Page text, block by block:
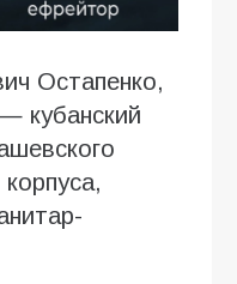
Остапенко,
кубанский
корпуса,